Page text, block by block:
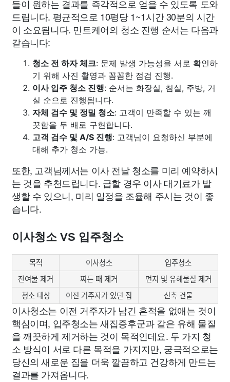
들이 원하는 결과를 즉각적으로 얻을 수 있도록 도와
드립니다. 평균적으로 10평당 1~1시간 30분의 시간
이 소요됩니다. 민트케어의 청소 진행 순서는 다음과
같습니다:
청소 전 하자 체크: 문제 발생 가능성을 서로 확인하
기 위해 사진 촬영과 꼼꼼한 점검 진행.
이사 입주 청소 진행: 순서는 화장실, 침실, 주방, 거
실 순으로 진행됩니다.
자체 검수 및 정밀 청소: 고객이 만족할 수 있는 깨
끗함을 두 배로 구현합니다.
고객 검수 및 A/S 진행: 고객님이 요청하신 부분에
대해 추가 청소 가능.
또한, 고객님께서는 이사 전날 청소를 미리 예약하시
는 것을 추천드립니다. 급할 경우 이사 대기료가 발
생할 수 있으니, 미리 일정을 조율해 주시는 것이 좋
습니다.
이사청소 VS 입주청소
목적 이사청소
입주청소
잔여물 제거
찌든 때 제거
먼지 및 유해물질 제거
청소 대상
이전 거주자가 있던 집 신축 건물
이사청소는 이전 거주자가 남긴 흔적을 없애는 것이
핵심이며, 입주청소는 새집증후군과 같은 유해 물질
을 깨끗하게 제거하는 것이 목적인데요. 두 가지 청
소 방식이 서로 다른 목적을 가지지만, 궁극적으로는
당신의 새로운 집을 더욱 깔끔하고 건강하게 만드는
결과를 가져옵니다.